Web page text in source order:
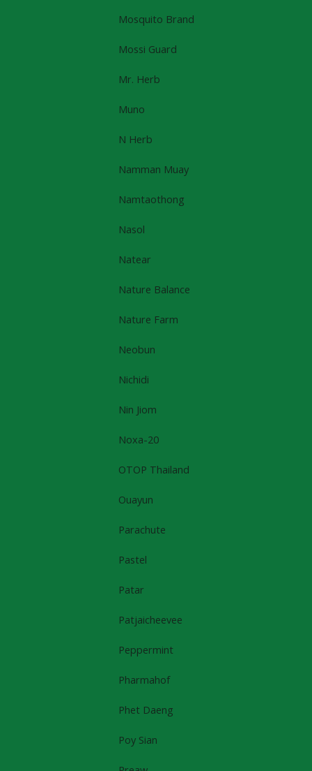
Mosquito Brand
Mossi Guard
Mr. Herb
Muno
N Herb
Namman Muay
Namtaothong
Nasol
Natear
Nature Balance
Nature Farm
Neobun
Nichidi
Nin Jiom
Noxa-20
OTOP Thailand
Ouayun
Parachute
Pastel
Patar
Patjaicheevee
Peppermint
Pharmahof
Phet Daeng
Poy Sian